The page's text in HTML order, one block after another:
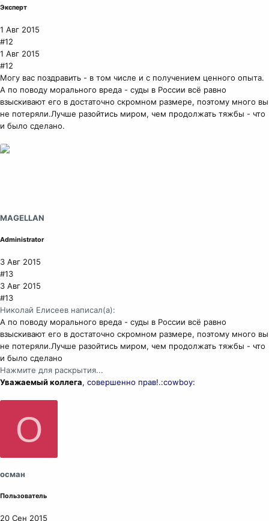
Эксперт
1 Авг 2015
#12
1 Авг 2015
#12
Могу вас поздравить - в том числе и с получением ценного опыта.
А по поводу морального вреда - суды в России всё равно
взыскивают его в достаточно скромном размере, поэтому много вы
не потеряли.Лучше разойтись миром, чем продолжать тяжбы - что
и было сделано.
MAGELLAN
Administrator
3 Авг 2015
#13
3 Авг 2015
#13
Николай Елисеев написал(а):
А по поводу морального вреда - суды в России всё равно
взыскивают его в достаточно скромном размере, поэтому много вы
не потеряли.Лучше разойтись миром, чем продолжать тяжбы - что
и было сделано
Нажмите для раскрытия...
Уважаемый коллега, совершенно прав!.:cowboy:
О
осман
Пользователь
20 Сен 2015